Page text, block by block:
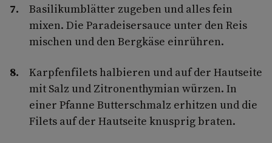
Basilikumblätter zugeben und alles fein
mixen. Die Paradeisersauce unter den Reis
mischen und den Bergkäse einrühren.
Karpfenfilets halbieren und auf der Hautseite
mit Salz und Zitronenthymian würzen. In
einer Pfanne Butterschmalz erhitzen und die
Filets auf der Hautseite knusprig braten.